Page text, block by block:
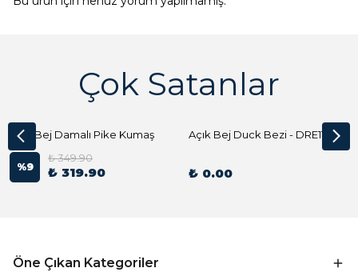
Çok Satanlar
Açık Bej Damalı Pike Kumaş
%9
₺ 349.90
₺ 319.90
Açık Bej Duck Bezi - DRE1144 Kumaş Peçete
₺ 0.00
Öne Çıkan Kategoriler